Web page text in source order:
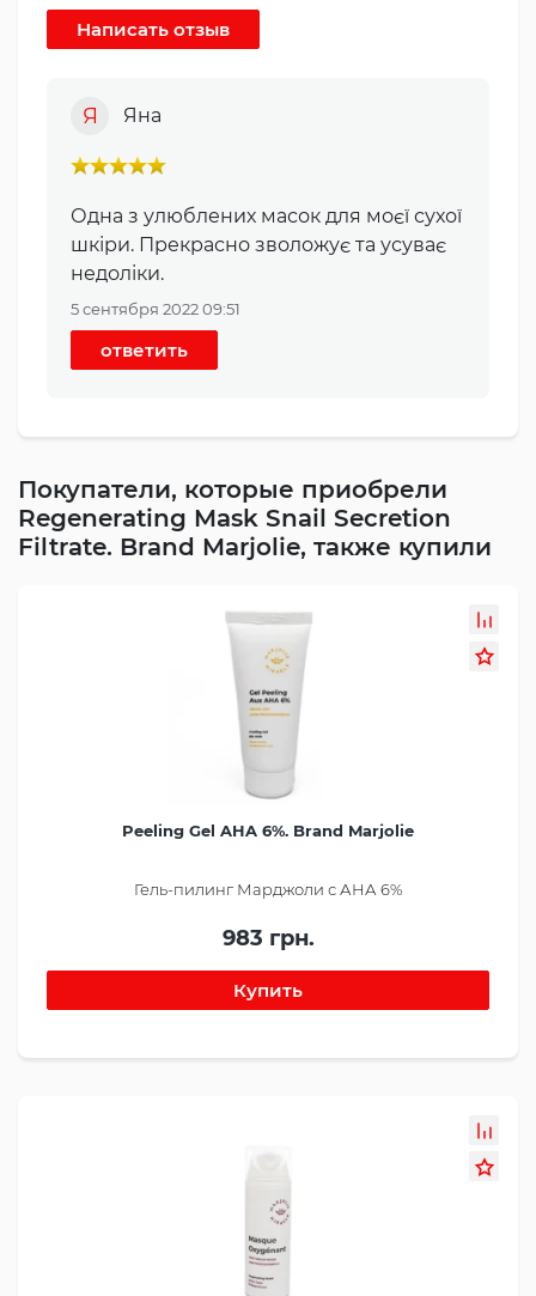
Я Яна
Одна з улюблених масок для моєї сухої
шкіри. Прекрасно зволожує та усуває
недоліки.
5 сентября 2022 09:51
ответить
Покупатели, которые приобрели
Regenerating Mask Snail Secretion
Filtrate. Brand Marjolie, также купили
Peeling Gel AHA 6%. Brand Marjolie
Гель-пилинг Марджоли с АНА 6%
983 грн.